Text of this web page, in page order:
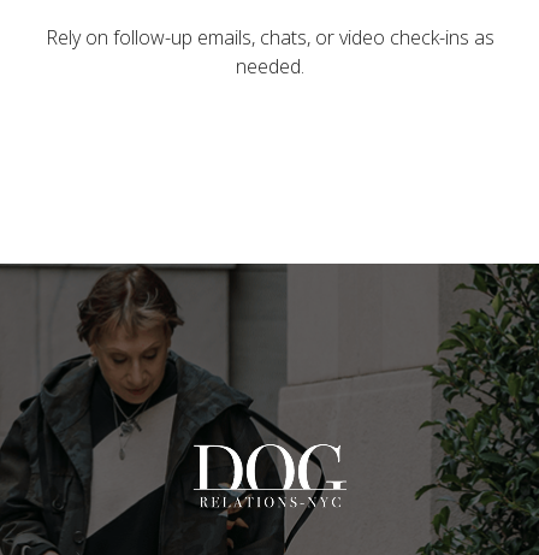
Rely on follow-up emails, chats, or video check-ins as
needed.